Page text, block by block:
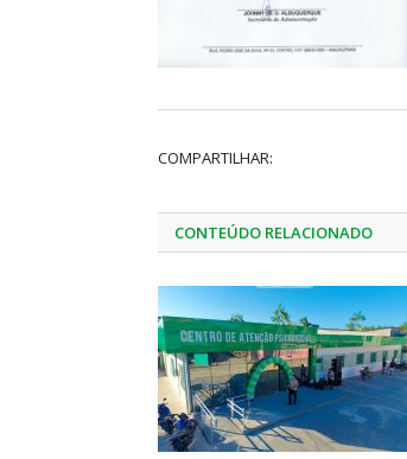
COMPARTILHAR:
CONTEÚDO RELACIONADO